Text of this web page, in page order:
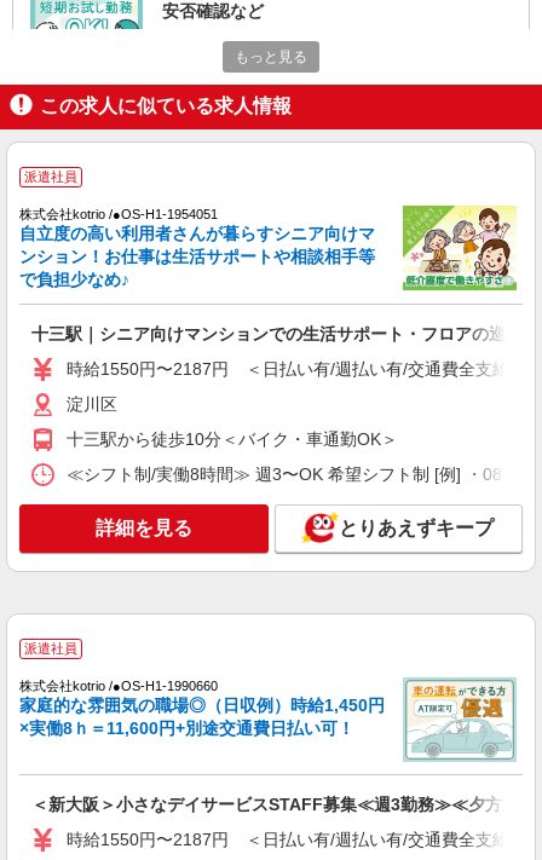
安否確認など
時給1550円〜2187円 ＜日払い有/週払い有/交
通費全支給(ガソリン代含む)＞
大阪市淀川区
キープ 詳細を見る
株式会社kotrio /●OS-H1-2015010
神崎川駅★未経験OKの人間関係に悩まない職
時給1550円〜2187円 ＜日払い有/週払い有/交
通費全支給(ガソリン代含む)＞
大阪市淀川区
派遣社員
株式会社kotrio /●OS-H1-2087259
十三駅▼シニアマンション▼フロアの巡回や安
否確認など
時給1550円〜2187円 ＜日払い有/週払い有/交
キープ 詳細を見る
派遣社員
やフロアの巡回など
時給1550円〜2187円 ＜日払い有/週払い有/交
もっと見る
この求人に似ている求人情報
派遣社員
株式会社kotrio /●OS-H1-1954051
自立度の高い利用者さんが暮らすシニア向けマ
ンション！お仕事は生活サポートや相談相手等
で負担少なめ♪
十三駅｜シニア向けマンションでの生活サポート・フロアの巡回
時給1550円〜2187円 ＜日払い有/週払い有/交通費全支給(ガ
淀川区
十三駅から徒歩10分＜バイク・車通勤OK＞
≪シフト制/実働8時間≫ 週3〜OK 希望シフト制 [例] ・
詳細を見る とりあえずキープ
派遣社員
株式会社kotrio /●OS-H1-1990660
家庭的な雰囲気の職場◎（日収例）時給1,450円
×実働8ｈ＝11,600円+別途交通費日払い可！
＜新大阪＞小さなデイサービスSTAFF募集≪週3勤務≫≪夕方退
時給1550円〜2187円 ＜日払い有/週払い有/交通費全支給(ガ